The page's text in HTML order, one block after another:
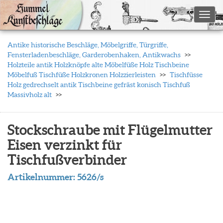
Antike historische Beschläge, Möbelgriffe, Türgriffe,
Fensterladenbeschläge, Garderobenhaken, Antikwachs
Holzteile antik Holzknöpfe alte Möbelfüße Holz Tischbeine
Möbelfuß Tischfüße Holzkronen Holzzierleisten
Tischfüsse
Holz gedrechselt antik Tischbeine gefräst konisch Tischfuß
Massivholz alt
Stockschraube mit Flügelmutter
Eisen verzinkt für
Tischfußverbinder
Artikelnummer:5626/s